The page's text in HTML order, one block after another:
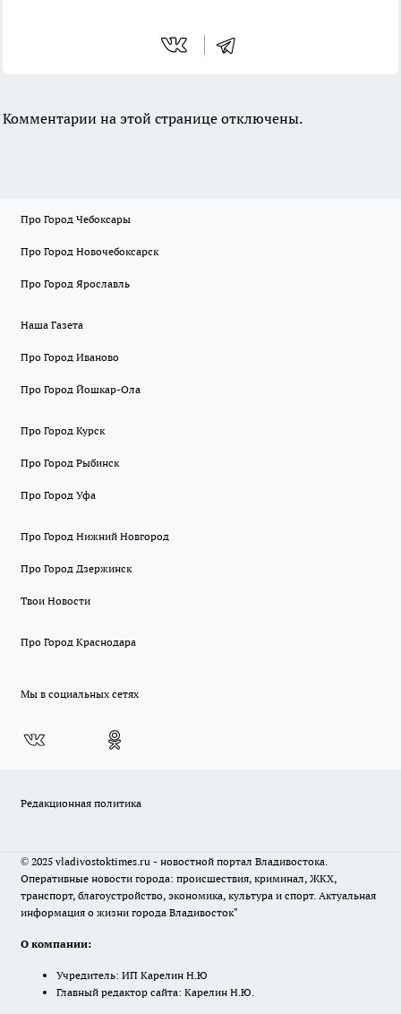
Комментарии на этой странице отключены.
Про Город Чебоксары
Про Город Новочебоксарск
Про Город Ярославль
Наша Газета
Про Город Иваново
Про Город Йошкар-Ола
Про Город Курск
Про Город Рыбинск
Про Город Уфа
Про Город Нижний Новгород
Про Город Дзержинск
Твои Новости
Про Город Краснодара
Мы в социальных сетях
Редакционная политика
© 2025 vladivostoktimes.ru - новостной портал Владивостока.
Оперативные новости города: происшествия, криминал, ЖКХ,
транспорт, благоустройство, экономика, культура и спорт. Актуальная
информация о жизни города Владивосток"
О компании:
Учредитель: ИП Карелин Н.Ю
Главный редактор сайта: Карелин Н.Ю.